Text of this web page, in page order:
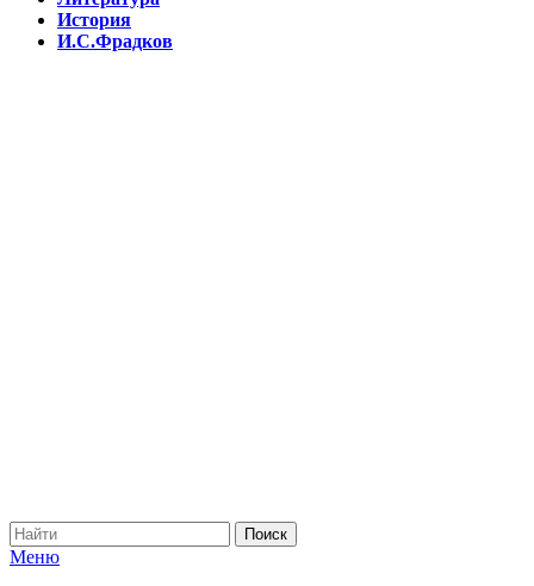
История
И.С.Фрадков
Меню